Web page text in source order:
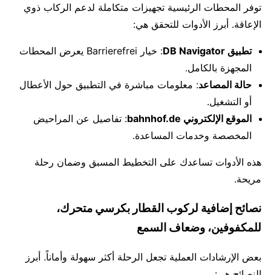
توفر المحطات الرئيسية تجهيزات متكاملة لدعم الركاب ذوي
الإعاقة. أبرز الأدوات للتحقق هي:
تطبيق DB Navigator
: خيار Barrierefrei يعرض المحطات
المجهزة بالكامل.
حالة المصاعد: معلومات مباشرة في التطبيق حول الأعطال
أو التشغيل.
الموقع الإلكتروني bahnhof.de
: تفاصيل عن المراحيض
المخصصة وخدمات المساعدة.
هذه الأدوات تساعدك على التخطيط المسبق وضمان رحلة
مريحة.
نصائح إضافية لركوب القطار بكرسي متحرك،
للمكفوفين، وضعاف السمع
بعض الإرشادات العملية تجعل الرحلة أكثر سهولة وأماناً. أبرز